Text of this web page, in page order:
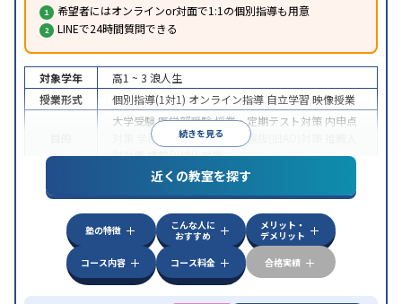
希望者にはオンラインor対面で1:1の個別指導も用意
LINEで24時間質問できる
続きを見る
対象学年 高1 ~ 3 浪人生
授業形式
個別指導(1対1) オンライン指導 自立学習 映像授業
大学受験医学部受験授業・定期テスト対策 内申点
学習習慣の定着 総合型選抜(旧AO)対策
試対策学校別特化対策
特徴
中高一貫校生に対応授業の振替可能
学習にPC・タブレットを利用オンライン対応1
科目から受講可能
近くの教室を探す
塾の特徴
こんな人に
おすすめ
メリット・
デメリット
コース内容
コース料金 合格実績